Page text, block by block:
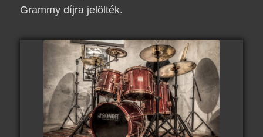
Grammydíjra jelölték.